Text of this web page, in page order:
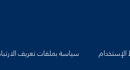
سياسة بملفات تعريف